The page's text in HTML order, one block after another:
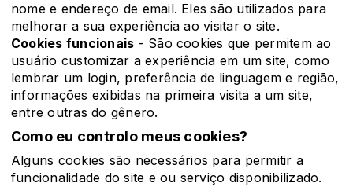
nome e endereço de email. Eles são utilizados para
melhorar a sua experiência ao visitar o site.
Cookies funcionais - São cookies que permitem ao
usuário customizar a experiência em um site, como
lembrar um login, preferência de linguagem e região,
informações exibidas na primeira visita a um site,
entre outras do gênero.
Como eu controlo meus cookies?
Alguns cookies são necessários para permitir a
funcionalidade do site e ou serviço disponibilizado.